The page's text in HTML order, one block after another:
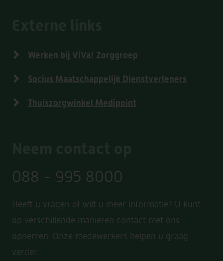
Werken bij ViVa! Zorggroep
Socius Maatschappelijk Dienstverleners
Thuiszorgwinkel Medipoint
088 - 995 8000
Heeft u vragen of wilt u meer informatie? U kunt
op verschillende manieren contact met ons
opnemen. Onze medewerkers helpen u graag
verder.